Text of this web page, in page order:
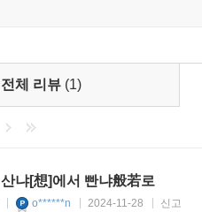
전체 리뷰 (1)
산냐[想]에서 빤냐般若로
o******n 2024-11-28 신고